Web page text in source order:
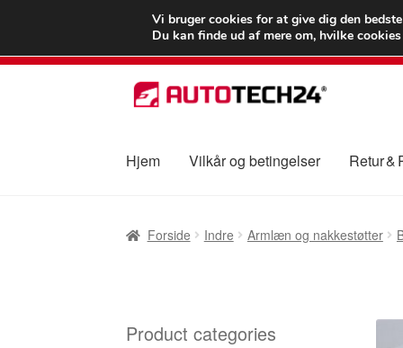
LEVERING fra
Spring
til
Spring
til
Hjem
Vilkår og betingelser Retur &
Forside Indre Armlæn og nakkestøtter
Product categories
Vi bruger cookies for at give dig den
Du kan finde ud af mere om, hvilke